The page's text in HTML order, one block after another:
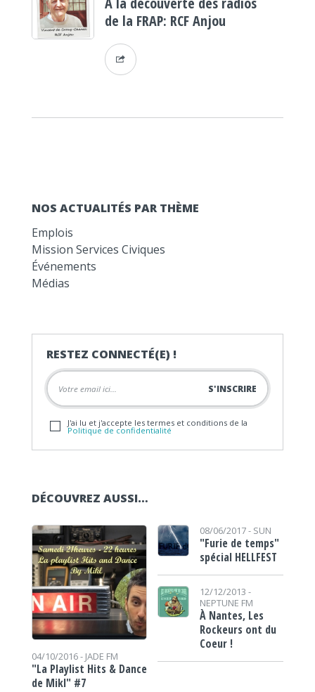
de la FRAP: RCF Anjou
NOS ACTUALITÉS PAR THÈME
Emplois
Mission Services Civiques
Événements
Médias
RESTEZ CONNECTÉ(E) !
J'ai lu et j'accepte les termes et conditions de la
Politique de confidentialité
DÉCOUVREZ AUSSI…
04/10/2016 - JADE FM
"La Playlist Hits & Dance
de Mikl" #7
08/06/2017 - SUN
"Furie de temps"
spécial HELLFEST
12/12/2013 -
NEPTUNE FM
À Nantes, Les
Rockeurs ont du
Coeur !